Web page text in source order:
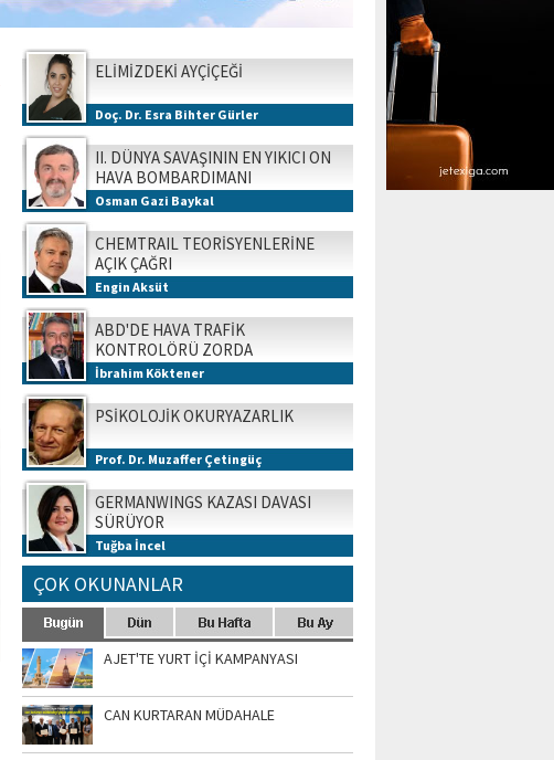
ELİMİZDEKİ AYÇİÇEĞİ
Doç. Dr. Esra Bihter Gürler
II. DÜNYA SAVAŞININ EN YIKICI ON
HAVA BOMBARDIMANI
Osman Gazi Baykal
CHEMTRAIL TEORİSYENLERİNE
AÇIK ÇAĞRI
Engin Aksüt
ABD'DE HAVA TRAFİK
KONTROLÖRÜ ZORDA
İbrahim Köktener
PSİKOLOJİK OKURYAZARLIK
Prof. Dr. Muzaffer Çetingüç
GERMANWINGS KAZASI DAVASI
SÜRÜYOR
Tuğba İncel
ÇOK OKUNANLAR
AJET'TE YURT İÇİ KAMPANYASI
CAN KURTARAN MÜDAHALE